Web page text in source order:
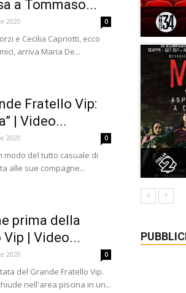
a Tommaso...
2020 0
e Cecilia Capriotti, ecco
arriva Maria De...
Fratello Vip:
| Video...
2020 0
modo del tutto casuale di
alle sue compagne...
prima della
| Video...
2020 0
del Grande Fratello Vip.
nell'area piscina in un...